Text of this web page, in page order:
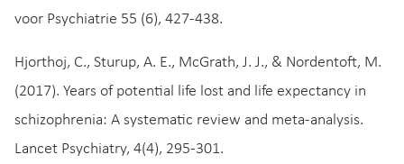
voor Psychiatrie 55 (6), 427-438.
Hjorthoj, C., Sturup, A. E., McGrath, J. J., & Nordentoft, M.
(2017). Years of potential life lost and life expectancy in
schizophrenia: A systematic review and meta-analysis.
Lancet Psychiatry, 4(4), 295-301.